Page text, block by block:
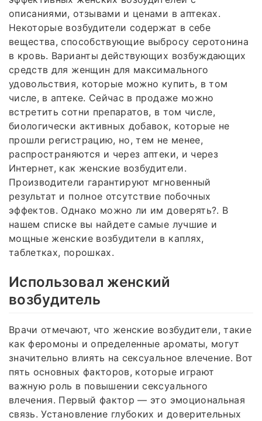
описаниями, отзывами и ценами в аптеках.
Некоторые возбудители содержат в себе
вещества, способствующие выбросу серотонина
в кровь. Варианты действующих возбуждающих
средств для женщин для максимального
удовольствия, которые можно купить, в том
числе, в аптеке. Сейчас в продаже можно
встретить сотни препаратов, в том числе,
биологически активных добавок, которые не
прошли регистрацию, но, тем не менее,
распространяются и через аптеки, и через
Интернет, как женские возбудители.
Производители гарантируют мгновенный
результат и полное отсутствие побочных
эффектов. Однако можно ли им доверять?. В
нашем списке вы найдете самые лучшие и
мощные женские возбудители в каплях,
таблетках, порошках.
Использовал женский
возбудитель
Врачи отмечают, что женские возбудители, такие
как феромоны и определенные ароматы, могут
значительно влиять на сексуальное влечение. Вот
пять основных факторов, которые играют
важную роль в повышении сексуального
влечения. Первый фактор — это эмоциональная
связь. Установление глубоких и доверительных